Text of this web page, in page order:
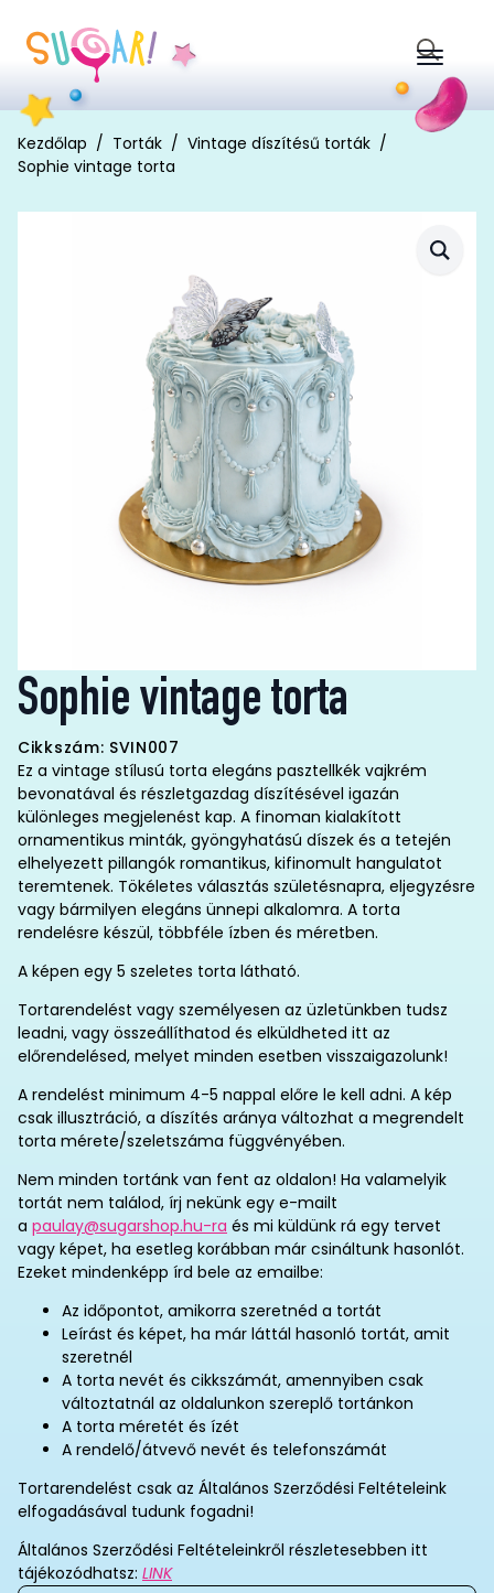
Search
for:
Kezdőlap Torták
Vintage díszítésű torták
Sophie vintage torta
Sophie vintage torta
Cikkszám: SVIN007
Ez a vintage stílusú torta elegáns pasztellkék vajkrém
bevonatával és részletgazdag díszítésével igazán
különleges megjelenést kap. A finoman kialakított
ornamentikus minták, gyöngyhatású díszek és a tetején
elhelyezett pillangók romantikus, kifinomult hangulatot
teremtenek. Tökéletes választás születésnapra, eljegyzésre
vagy bármilyen elegáns ünnepi alkalomra. A torta
rendelésre készül, többféle ízben és méretben.
A képen egy 5 szeletes torta látható.
Tortarendelést vagy személyesen az üzletünkben tudsz
leadni, vagy összeállíthatod és elküldheted itt az
előrendelésed, melyet minden esetben visszaigazolunk!
A rendelést minimum 4-5 nappal előre le kell adni. A kép
csak illusztráció, a díszítés aránya változhat a megrendelt
torta mérete/szeletszáma függvényében.
Nem minden tortánk van fent az oldalon! Ha valamelyik
tortát nem találod, írj nekünk egy e-mailt
a paulay@sugarshop.hu-ra és mi küldünk rá egy tervet
vagy képet, ha esetleg korábban már csináltunk hasonlót.
Ezeket mindenképp írd bele az emailbe:
Az időpontot, amikorra szeretnéd a tortát
Leírást és képet, ha már láttál hasonló tortát, amit
szeretnél
A torta nevét és cikkszámát, amennyiben csak
változtatnál az oldalunkon szereplő tortánkon
A torta méretét és ízét
A rendelő/átvevő nevét és telefonszámát
Tortarendelést csak az Általános Szerződési Feltételeink
elfogadásával tudunk fogadni!
Általános Szerződési Feltételeinkről részletesebben itt
tájékozódhatsz: LINK